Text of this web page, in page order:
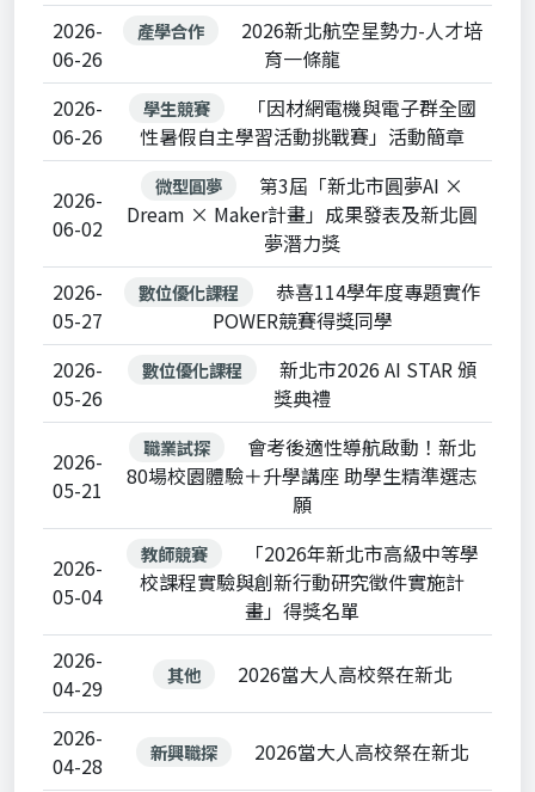
2026-
06-26
產學合作
2026新北航空星勢力-人才培
育一條龍
2026-
06-26
學生競賽
「因材網電機與電子群全國
性暑假自主學習活動挑戰賽」活動簡章
2026-
06-02
微型圓夢
第3屆「新北市圓夢AI ×
Dream × Maker計畫」成果發表及新北圓
夢潛力獎
2026-
05-27
數位優化課程
恭喜114學年度專題實作
POWER競賽得獎同學
2026-
05-26
數位優化課程
新北市2026 AI STAR 頒
獎典禮
2026-
05-21
職業試探
會考後適性導航啟動！新北
80場校園體驗＋升學講座 助學生精準選志
願
2026-
05-04
教師競賽
「2026年新北市高級中等學
校課程實驗與創新行動研究徵件實施計
畫」得獎名單
2026-
04-29
其他 2026當大人高校祭在新北
2026-
04-28
新興職探 2026當大人高校祭在新北